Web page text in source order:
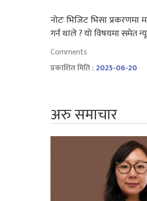
नोटः भिजिट भिसा प्रकरणमा
गर्न थाले ? यो विषयमा समेत
Comments
प्रकाशित मिति :2025-06-20
अरु समाचार